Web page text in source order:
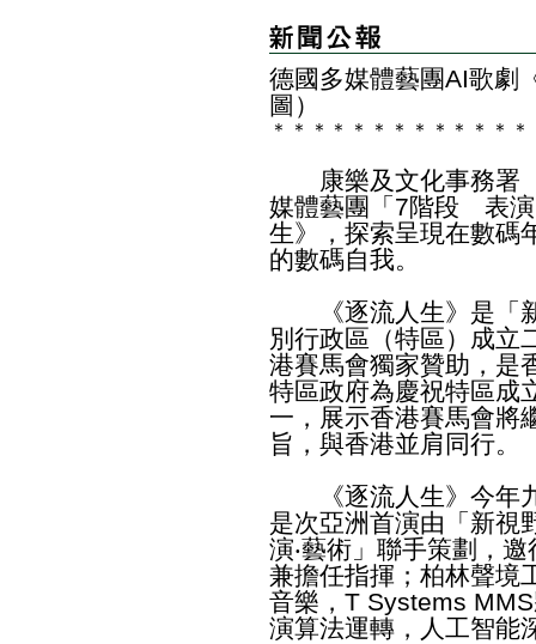
德國多媒體藝團AI歌劇
圖）
＊ ＊ ＊ ＊ ＊ ＊ ＊ ＊ ＊ ＊ ＊ ＊ ＊
康樂及文化事務署（
媒體藝團「7階段 表演
生》，探索呈現在數碼
的數碼自我。
《逐流人生》是「新
別行政區（特區）成立
港賽馬會獨家贊助，是
特區政府為慶祝特區成
一，展示香港賽馬會將
旨，與香港並肩同行。
《逐流人生》今年九
是次亞洲首演由「新
演‧藝術」聯手策劃，
兼擔任指揮；柏林聲境
音樂，T Systems
演算法運轉，人工智能